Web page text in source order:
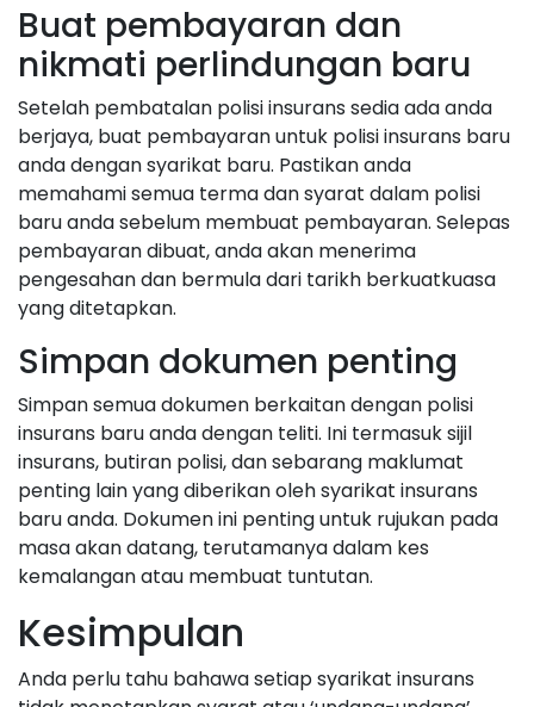
Buat pembayaran dan
nikmati perlindungan baru
Setelah pembatalan polisi insurans sedia ada anda
berjaya, buat pembayaran untuk polisi insurans baru
anda dengan syarikat baru. Pastikan anda
memahami semua terma dan syarat dalam polisi
baru anda sebelum membuat pembayaran. Selepas
pembayaran dibuat, anda akan menerima
pengesahan dan bermula dari tarikh berkuatkuasa
yang ditetapkan.
Simpan dokumen penting
Simpan semua dokumen berkaitan dengan polisi
insurans baru anda dengan teliti. Ini termasuk sijil
insurans, butiran polisi, dan sebarang maklumat
penting lain yang diberikan oleh syarikat insurans
baru anda. Dokumen ini penting untuk rujukan pada
masa akan datang, terutamanya dalam kes
kemalangan atau membuat tuntutan.
Kesimpulan
Anda perlu tahu bahawa setiap syarikat insurans